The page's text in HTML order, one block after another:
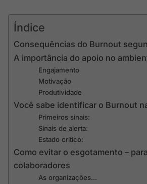
Índice
Consequências do Burnout
A importância do apoio no
Engajamento
Motivação
Produtividade
Você sabe identificar o Burnout
Primeiros sinais:
Sinais de alerta:
Estado crítico:
Como evitar o esgotamento –
colaboradores
As organizações…